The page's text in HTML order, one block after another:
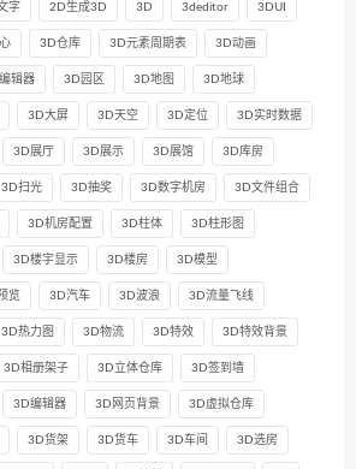
字 2D生成3D 3D 3deditor 3DUI
3D仓库 3D元素周期表 3D动画
辑器 3D园区 3D地图 3D地球
3D大屏 3D天空 3D定位 3D实时数据
3D展厅 3D展示 3D展馆 3D库房
3D扫光 3D抽奖 3D数字机房 3D文件组合
3D机房配置 3D柱体 3D柱形图
3D楼宇显示 3D楼房 3D模型
览 3D汽车 3D波浪 3D流量飞线
3D热力图 3D物流 3D特效 3D特效背景
3D相册架子 3D立体仓库 3D签到墙
3D编辑器 3D网页背景 3D虚拟仓库
3D货架 3D货车 3D车间 3D选房